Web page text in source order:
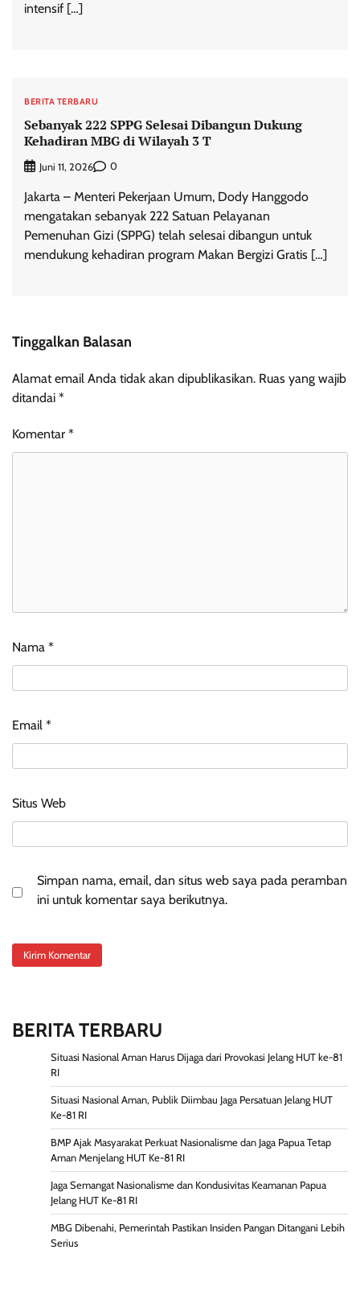
intensif […]
BERITA TERBARU
Sebanyak 222 SPPG Selesai Dibangun Dukung
Kehadiran MBG di Wilayah 3 T
Juni 11, 2026 0
Jakarta – Menteri Pekerjaan Umum, Dody Hanggodo
mengatakan sebanyak 222 Satuan Pelayanan
Pemenuhan Gizi (SPPG) telah selesai dibangun untuk
mendukung kehadiran program Makan Bergizi Gratis […]
Tinggalkan Balasan
Alamat email Anda tidak akan dipublikasikan. Ruas yang wajib
ditandai *
Komentar *
Nama *
Email *
Situs Web
Simpan nama, email, dan situs web saya pada peramban
ini untuk komentar saya berikutnya.
BERITA TERBARU
Situasi Nasional Aman Harus Dijaga dari Provokasi Jelang HUT ke-81
RI
Situasi Nasional Aman, Publik Diimbau Jaga Persatuan Jelang HUT
Ke-81 RI
BMP Ajak Masyarakat Perkuat Nasionalisme dan Jaga Papua Tetap
Aman Menjelang HUT Ke-81 RI
Jaga Semangat Nasionalisme dan Kondusivitas Keamanan Papua
Jelang HUT Ke-81 RI
MBG Dibenahi, Pemerintah Pastikan Insiden Pangan Ditangani Lebih
Serius